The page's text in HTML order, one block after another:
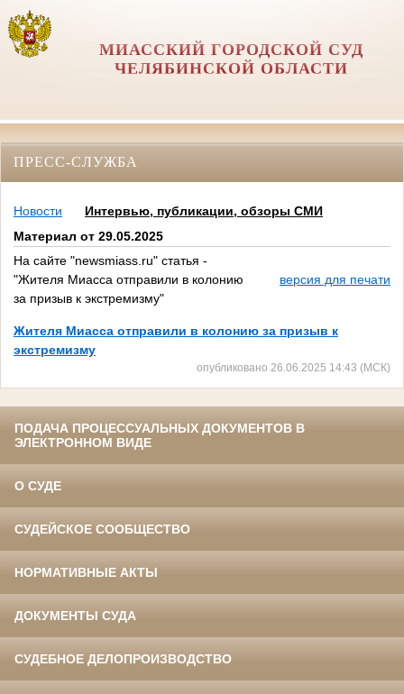
МИАССКИЙ ГОРОДСКОЙ СУД
ЧЕЛЯБИНСКОЙ ОБЛАСТИ
ПРЕСС-СЛУЖБА
Новости
Интервью, публикации, обзоры СМИ
Материал от 29.05.2025
На сайте "newsmiass.ru" статья -
"Жителя Миасса отправили в колонию
за призыв к экстремизму"
версия для печати
Жителя Миасса отправили в колонию за призыв к
экстремизму
опубликовано 26.06.2025 14:43 (МСК)
ПОДАЧА ПРОЦЕССУАЛЬНЫХ ДОКУМЕНТОВ В
ЭЛЕКТРОННОМ ВИДЕ
О СУДЕ
СУДЕЙСКОЕ СООБЩЕСТВО
НОРМАТИВНЫЕ АКТЫ
ДОКУМЕНТЫ СУДА
СУДЕБНОЕ ДЕЛОПРОИЗВОДСТВО